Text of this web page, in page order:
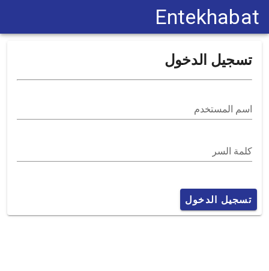
Entekhabat
تسجيل الدخول
اسم المستخدم
كلمة السر
تسجيل الدخول